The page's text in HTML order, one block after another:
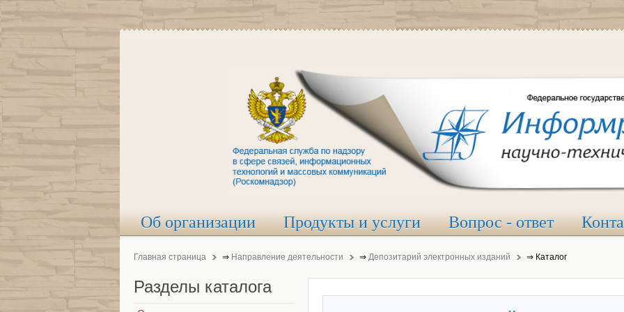
Об организации Продукты и услуги Вопрос - ответ
Главная страница ⇒ Направление деятельности ⇒ Депозитарий электронных изданий ⇒ Каталог
Разделы каталога